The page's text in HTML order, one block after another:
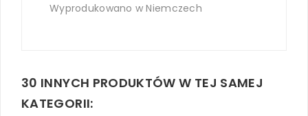
Wyprodukowano w Niemczech
30 INNYCH PRODUKTÓW W TEJ SAMEJ
KATEGORII: